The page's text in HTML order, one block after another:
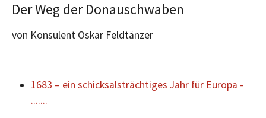
Der Weg der Donauschwaben
von Konsulent Oskar Feldtänzer
1683 – ein schicksalsträchtiges Jahr für Europa -
.......